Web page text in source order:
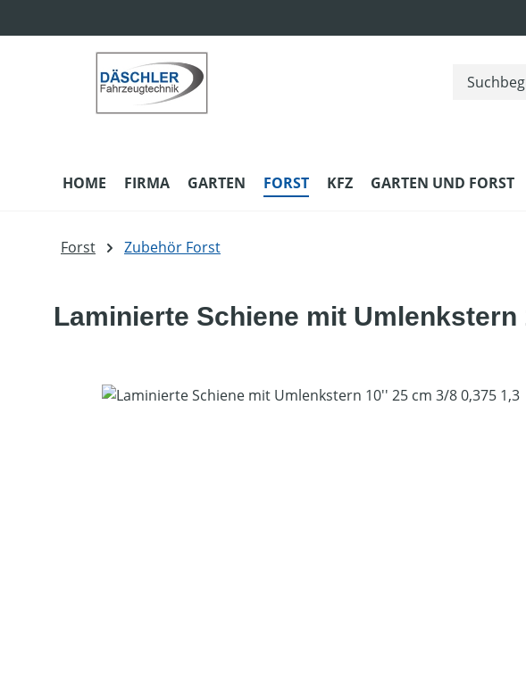
HOME FIRMA GARTEN FORST KFZ GARTEN UND FORST
Forst Zubehör Forst
Laminierte Schiene mit Umlenkstern
Bildergalerie überspringen